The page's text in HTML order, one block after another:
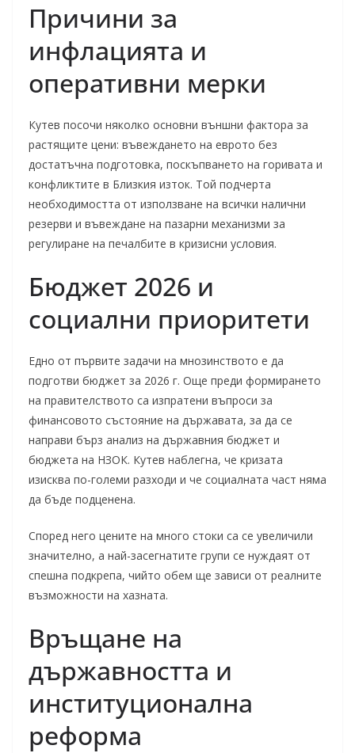
Причини за
инфлацията и
оперативни мерки
Кутев посочи няколко основни външни фактора за
растящите цени: въвеждането на еврото без
достатъчна подготовка, поскъпването на горивата и
конфликтите в Близкия изток. Той подчерта
необходимостта от използване на всички налични
резерви и въвеждане на пазарни механизми за
регулиране на печалбите в кризисни условия.
Бюджет 2026 и
социални приоритети
Едно от първите задачи на мнозинството е да
подготви бюджет за 2026 г. Още преди формирането
на правителството са изпратени въпроси за
финансовото състояние на държавата, за да се
направи бърз анализ на държавния бюджет и
бюджета на НЗОК. Кутев наблегна, че кризата
изисква по-големи разходи и че социалната част няма
да бъде подценена.
Според него цените на много стоки са се увеличили
значително, а най-засегнатите групи се нуждаят от
спешна подкрепа, чийто обем ще зависи от реалните
възможности на хазната.
Връщане на
държавността и
институционална
реформа